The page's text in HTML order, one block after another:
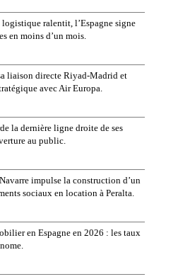
logistique ralentit, l’Espagne signe
en moins d’un mois.
liaison directe Riyad-Madrid et
avec Air Europa.
la dernière ligne droite de ses
au public.
impulse la construction d’un
sociaux en location à Peralta.
en Espagne en 2026 : les taux